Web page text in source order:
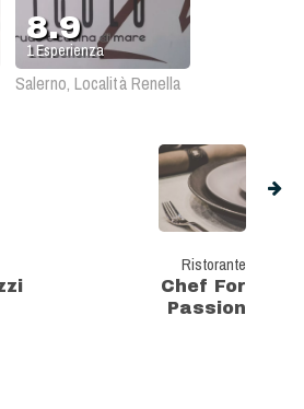
8.9
1Esperienza
Salerno, Località Renella
Ristorante
Chef For
Passion